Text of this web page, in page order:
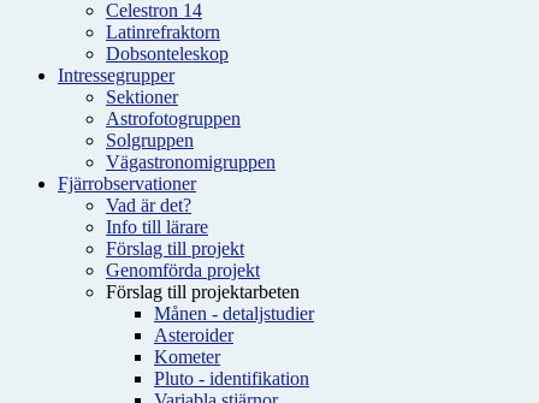
Celestron 14
Latinrefraktorn
Dobsonteleskop
Intressegrupper
Sektioner
Astrofotogruppen
Solgruppen
Vägastronomigruppen
Fjärrobservationer
Vad är det?
Info till lärare
Förslag till projekt
Genomförda projekt
Förslag till projektarbeten
Månen - detaljstudier
Asteroider
Kometer
Pluto - identifikation